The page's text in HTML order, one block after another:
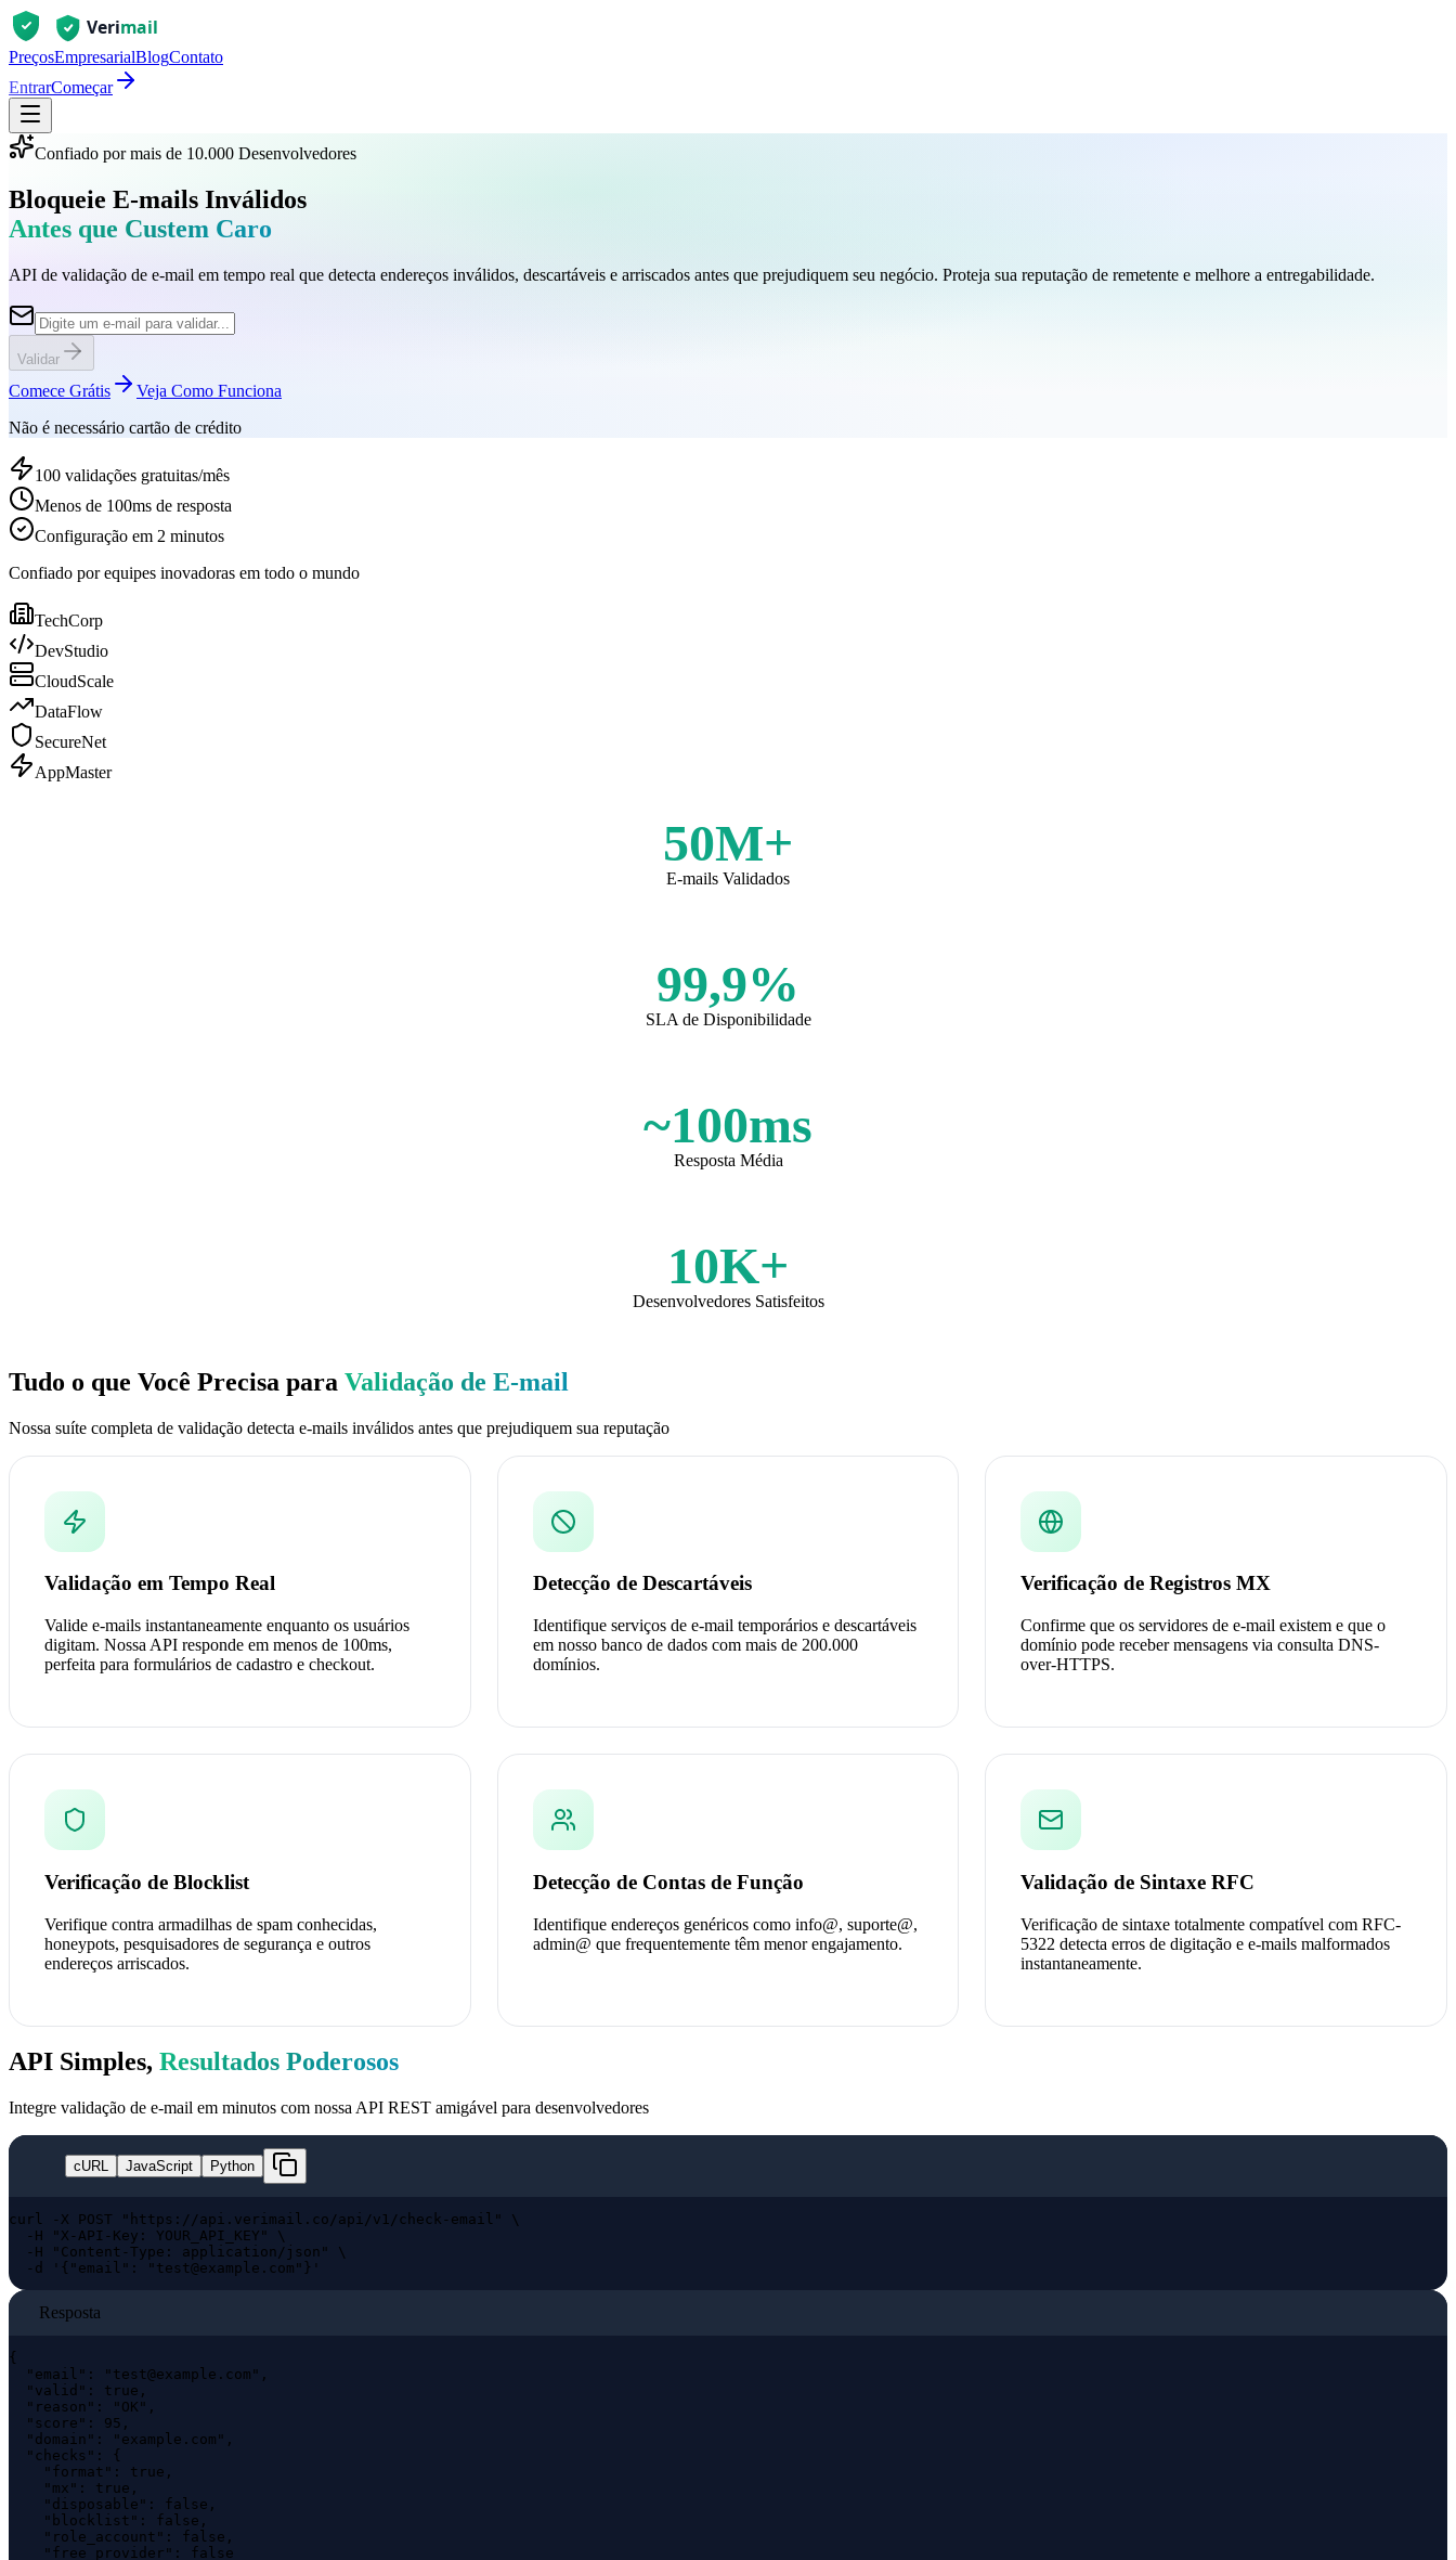
PreçosEmpresarialBlogContato
EntrarComeçar
Confiado por mais de 10.000 Desenvolvedores
Bloqueie E-mails Inválidos
Antes que Custem Caro
API de validação de e-mail em tempo real que detecta endereços inválidos, descartáveis e arriscados antes que prejudiquem seu negócio. Proteja sua reputação de remetente e melhore a entregabilidade.
Validar
Comece Grátis
Veja Como Funciona
Não é necessário cartão de crédito
100 validações gratuitas/mês
Menos de 100ms de resposta
Configuração em 2 minutos
Confiado por equipes inovadoras em todo o mundo
TechCorp
DevStudio
CloudScale
DataFlow
SecureNet
AppMaster
50M+
E-mails Validados
99,9%
SLA de Disponibilidade
~100ms
Resposta Média
10K+
Desenvolvedores Satisfeitos
Tudo o que Você Precisa para Validação de E-mail
Nossa suíte completa de validação detecta e-mails inválidos antes que prejudiquem sua reputação
Validação em Tempo Real
Valide e-mails instantaneamente enquanto os usuários
digitam. Nossa API responde em menos de 100ms,
perfeita para formulários de cadastro e checkout.
Detecção de Descartáveis
Identifique serviços de e-mail temporários e descartáveis
em nosso banco de dados com mais de 200.000
domínios.
Verificação de Registros MX
Confirme que os servidores de e-mail existem e que o
domínio pode receber mensagens via consulta DNS-
over-HTTPS.
Verificação de Blocklist
Verifique contra armadilhas de spam conhecidas,
honeypots, pesquisadores de segurança e outros
endereços arriscados.
Detecção de Contas de Função
Identifique endereços genéricos como info@, suporte@,
admin@ que frequentemente têm menor engajamento.
Validação de Sintaxe RFC
Verificação de sintaxe totalmente compatível com RFC-
5322 detecta erros de digitação e e-mails malformados
instantaneamente.
API Simples, Resultados Poderosos
Integre validação de e-mail em minutos com nossa API REST amigável para desenvolvedores
cURL JavaScript Python
curl -X POST "https://api.verimail.co/api/v1/check-email" \
  -H "X-API-Key: YOUR_API_KEY" \
  -H "Content-Type: application/json" \
  -d '{"email": "
test@example.com "}'
Resposta
{
  "email": "
test@example.com ",
  "valid": true,
  "reason": "OK",
  "score": 95,
  "domain": "example.com",
  "checks": {
    "format": true,
    "mx": true,
    "disposable": false,
    "blocklist": false,
    "role_account": false,
    "free_provider": false